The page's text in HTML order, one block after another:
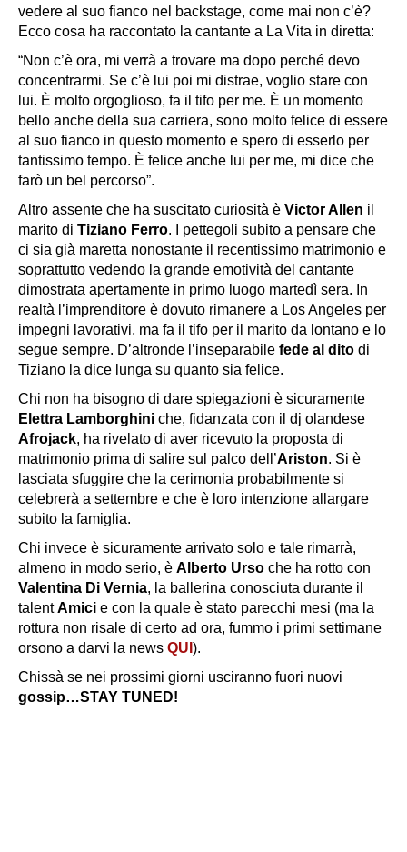
vedere al suo fianco nel backstage, come mai non c’è?
Ecco cosa ha raccontato la cantante a La Vita in diretta:
“Non c’è ora, mi verrà a trovare ma dopo perché devo
concentrarmi. Se c’è lui poi mi distrae, voglio stare con
lui. È molto orgoglioso, fa il tifo per me. È un momento
bello anche della sua carriera, sono molto felice di essere
al suo fianco in questo momento e spero di esserlo per
tantissimo tempo. È felice anche lui per me, mi dice che
farò un bel percorso”.
Altro assente che ha suscitato curiosità è Victor Allen il
marito di Tiziano Ferro. I pettegoli subito a pensare che
ci sia già maretta nonostante il recentissimo matrimonio e
soprattutto vedendo la grande emotività del cantante
dimostrata apertamente in primo luogo martedì sera. In
realtà l’imprenditore è dovuto rimanere a Los Angeles per
impegni lavorativi, ma fa il tifo per il marito da lontano e lo
segue sempre. D’altronde l’inseparabile fede al dito di
Tiziano la dice lunga su quanto sia felice.
Chi non ha bisogno di dare spiegazioni è sicuramente
Elettra Lamborghini che, fidanzata con il dj olandese
Afrojack, ha rivelato di aver ricevuto la proposta di
matrimonio prima di salire sul palco dell’Ariston. Si è
lasciata sfuggire che la cerimonia probabilmente si
celebrerà a settembre e che è loro intenzione allargare
subito la famiglia.
Chi invece è sicuramente arrivato solo e tale rimarrà,
almeno in modo serio, è Alberto Urso che ha rotto con
Valentina Di Vernia, la ballerina conosciuta durante il
talentAmici e con la quale è stato parecchi mesi (ma la
rottura non risale di certo ad ora, fummo i primi settimane
orsono a darvi la news QUI ).
Chissà se nei prossimi giorni usciranno fuori nuovi
gossip…STAY TUNED!